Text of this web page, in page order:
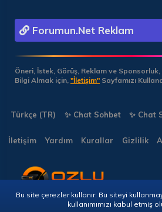
Forumun.Net Reklam
Öneri, İstek, Görüş, Reklam ve
Bilgi Almak için, "İletişim" Sayfamızı
Türkçe (TR) ✨ Chat Sohbet ✨ Chat
İletişim Yardım Kurallar Gizlilik
Copyright © 2026 🎭 Forumun.NET - Tüm Hakları
Bu site çerezler kullanır. Bu siteyi
kullanımımızı kabul etmiş